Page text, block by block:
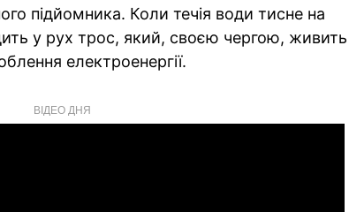
підйомника. Коли течія води тисне на
у рух трос, який, своєю чергою, живить
електроенергії.
ВІДЕО ДНЯ